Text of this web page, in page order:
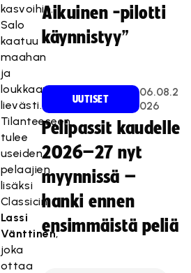
kasvoihin.
Salo
kaatuu
maahan
ja
loukkaantuu
lievästi.
Tilanteeseen
tulee
useiden
pelaajien
lisäksi
Classicin
Lassi
Vänttinen,
joka
ottaa
Aikuinen -pilotti
käynnistyy”
UUTISET
06.08.2
026
Pelipassit kaudelle
2026–27 nyt
myynnissä –
hanki ennen
ensimmäistä peliä